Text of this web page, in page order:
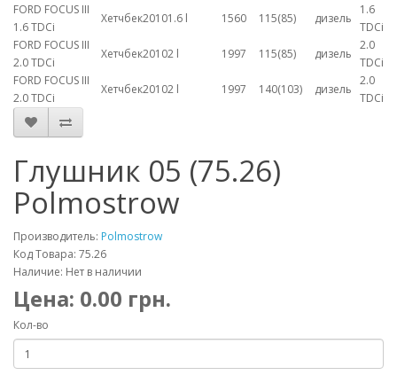
FORD FOCUS III
1.6 TDCi
Хетчбек20101.6 l 1560 115(85) дизель
1.6
TDCi
FORD FOCUS III
2.0 TDCi
Хетчбек20102 l 1997 115(85) дизель
2.0
TDCi
FORD FOCUS III
2.0 TDCi
Хетчбек20102 l 1997 140(103) дизель
2.0
TDCi
Глушник 05 (75.26)
Polmostrow
Производитель: Polmostrow
Код Товара: 75.26
Наличие: Нет в наличии
Цена: 0.00 грн.
Кол-во